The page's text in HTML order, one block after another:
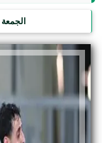
الجمعة